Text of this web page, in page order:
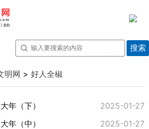
明网 > 好人全椒
年（下）
2025-01-27
年（中）
2025-01-27